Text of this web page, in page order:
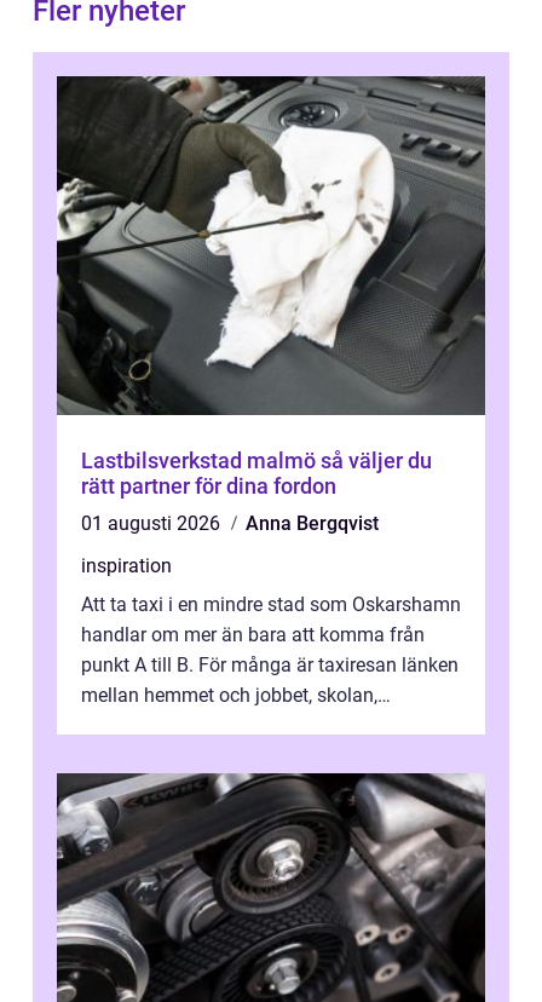
Fler nyheter
Lastbilsverkstad malmö så väljer du
rätt partner för dina fordon
01 augusti 2026
Anna Bergqvist
inspiration
Att ta taxi i en mindre stad som Oskarshamn
handlar om mer än bara att komma från
punkt A till B. För många är taxiresan länken
mellan hemmet och jobbet, skolan,